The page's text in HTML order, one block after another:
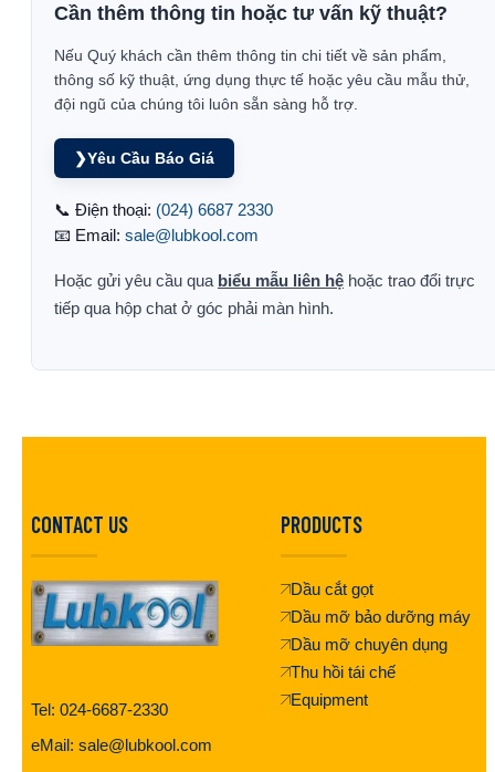
Cần thêm thông tin hoặc tư vấn kỹ thuật?
Nếu Quý khách cần thêm thông tin chi tiết về sản phẩm,
thông số kỹ thuật, ứng dụng thực tế hoặc yêu cầu mẫu thử,
đội ngũ của chúng tôi luôn sẵn sàng hỗ trợ.
❯Yêu Cầu Báo Giá
📞 Điện thoại: (024) 6687 2330
📧 Email: sale@lubkool.com
Hoặc gửi yêu cầu qua biểu mẫu liên hệ hoặc trao đổi trực
tiếp qua hộp chat ở góc phải màn hình.
CONTACT US
Tel: 024-6687-2330
eMail: sale@lubkool.com
PRODUCTS
Dầu cắt gọt
Dầu mỡ bảo dưỡng máy
Dầu mỡ chuyên dụng
Thu hồi tái chế
Equipment